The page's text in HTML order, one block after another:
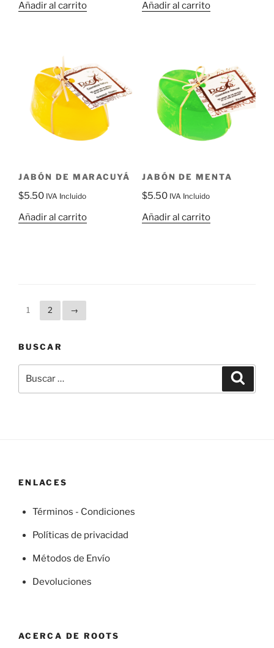
Añadir al carrito Añadir al carrito
JABÓN DE MARACUYÁ
$5.50 IVA Incluido
Añadir al carrito
JABÓN DE MENTA
$5.50 IVA Incluido
Añadir al carrito
1 2 →
BUSCAR
por:
ENLACES
Términos - Condiciones
Políticas de privacidad
Métodos de Envío
Devoluciones
ACERCA DE ROOTS